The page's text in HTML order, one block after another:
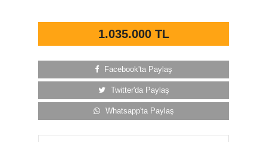
1.035.000 TL
Facebook'ta Paylaş
Twitter'da Paylaş
Whatsapp'ta Paylaş